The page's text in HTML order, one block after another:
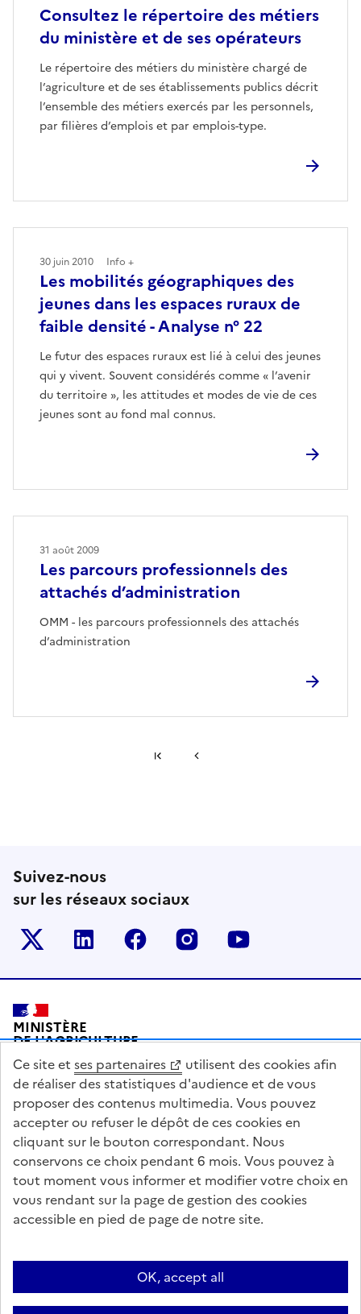
Consultez le répertoire des métiers
du ministère et de ses opérateurs
Le répertoire des métiers du ministère chargé de
l’agriculture et de ses établissements publics décrit
l’ensemble des métiers exercés par les personnels,
par filières d’emplois et par emplois-type.
Les mobilités géographiques des
jeunes dans les espaces ruraux de
faible densité - Analyse n° 22
Le futur des espaces ruraux est lié à celui des jeunes
qui y vivent. Souvent considérés comme « l’avenir
du territoire », les attitudes et modes de vie de ces
jeunes sont au fond mal connus.
30 juin 2010 Info +
Les parcours professionnels des
attachés d’administration
OMM - les parcours professionnels des attachés
d’administration
31 août 2009
Première page
Suivez-nous
sur les réseaux sociaux
Le ministère sur Twitter
Le ministère sur LinkedIn
Le ministère sur Facebook
Le ministère sur
Pied de page
MINISTÈRE
DE L'AGRICULTURE
DE L'AGRO-ALIMENTAIRE
ET DE LA SOUVERAINETÉ
ALIMENTAIRE
legifrance.gouv.fr
info.gouv.fr
service-public.gouv.fr
data.gouv.fr
Questions fréquentes / Contacts
Informations publiques
Mentions légales
Archives presse English contents Cookies
Ce site et ses partenaires
utilisent des cookies afin
de réaliser des statistiques d'audience et de vous
proposer des contenus multimedia. Vous pouvez
accepter ou refuser le dépôt de ces cookies en
cliquant sur le bouton correspondant. Nous
conservons ce choix pendant 6 mois. Vous pouvez à
tout moment vous informer et modifier votre choix en
vous rendant sur la page de gestion des cookies
accessible en pied de page de notre site.
OK, accept all